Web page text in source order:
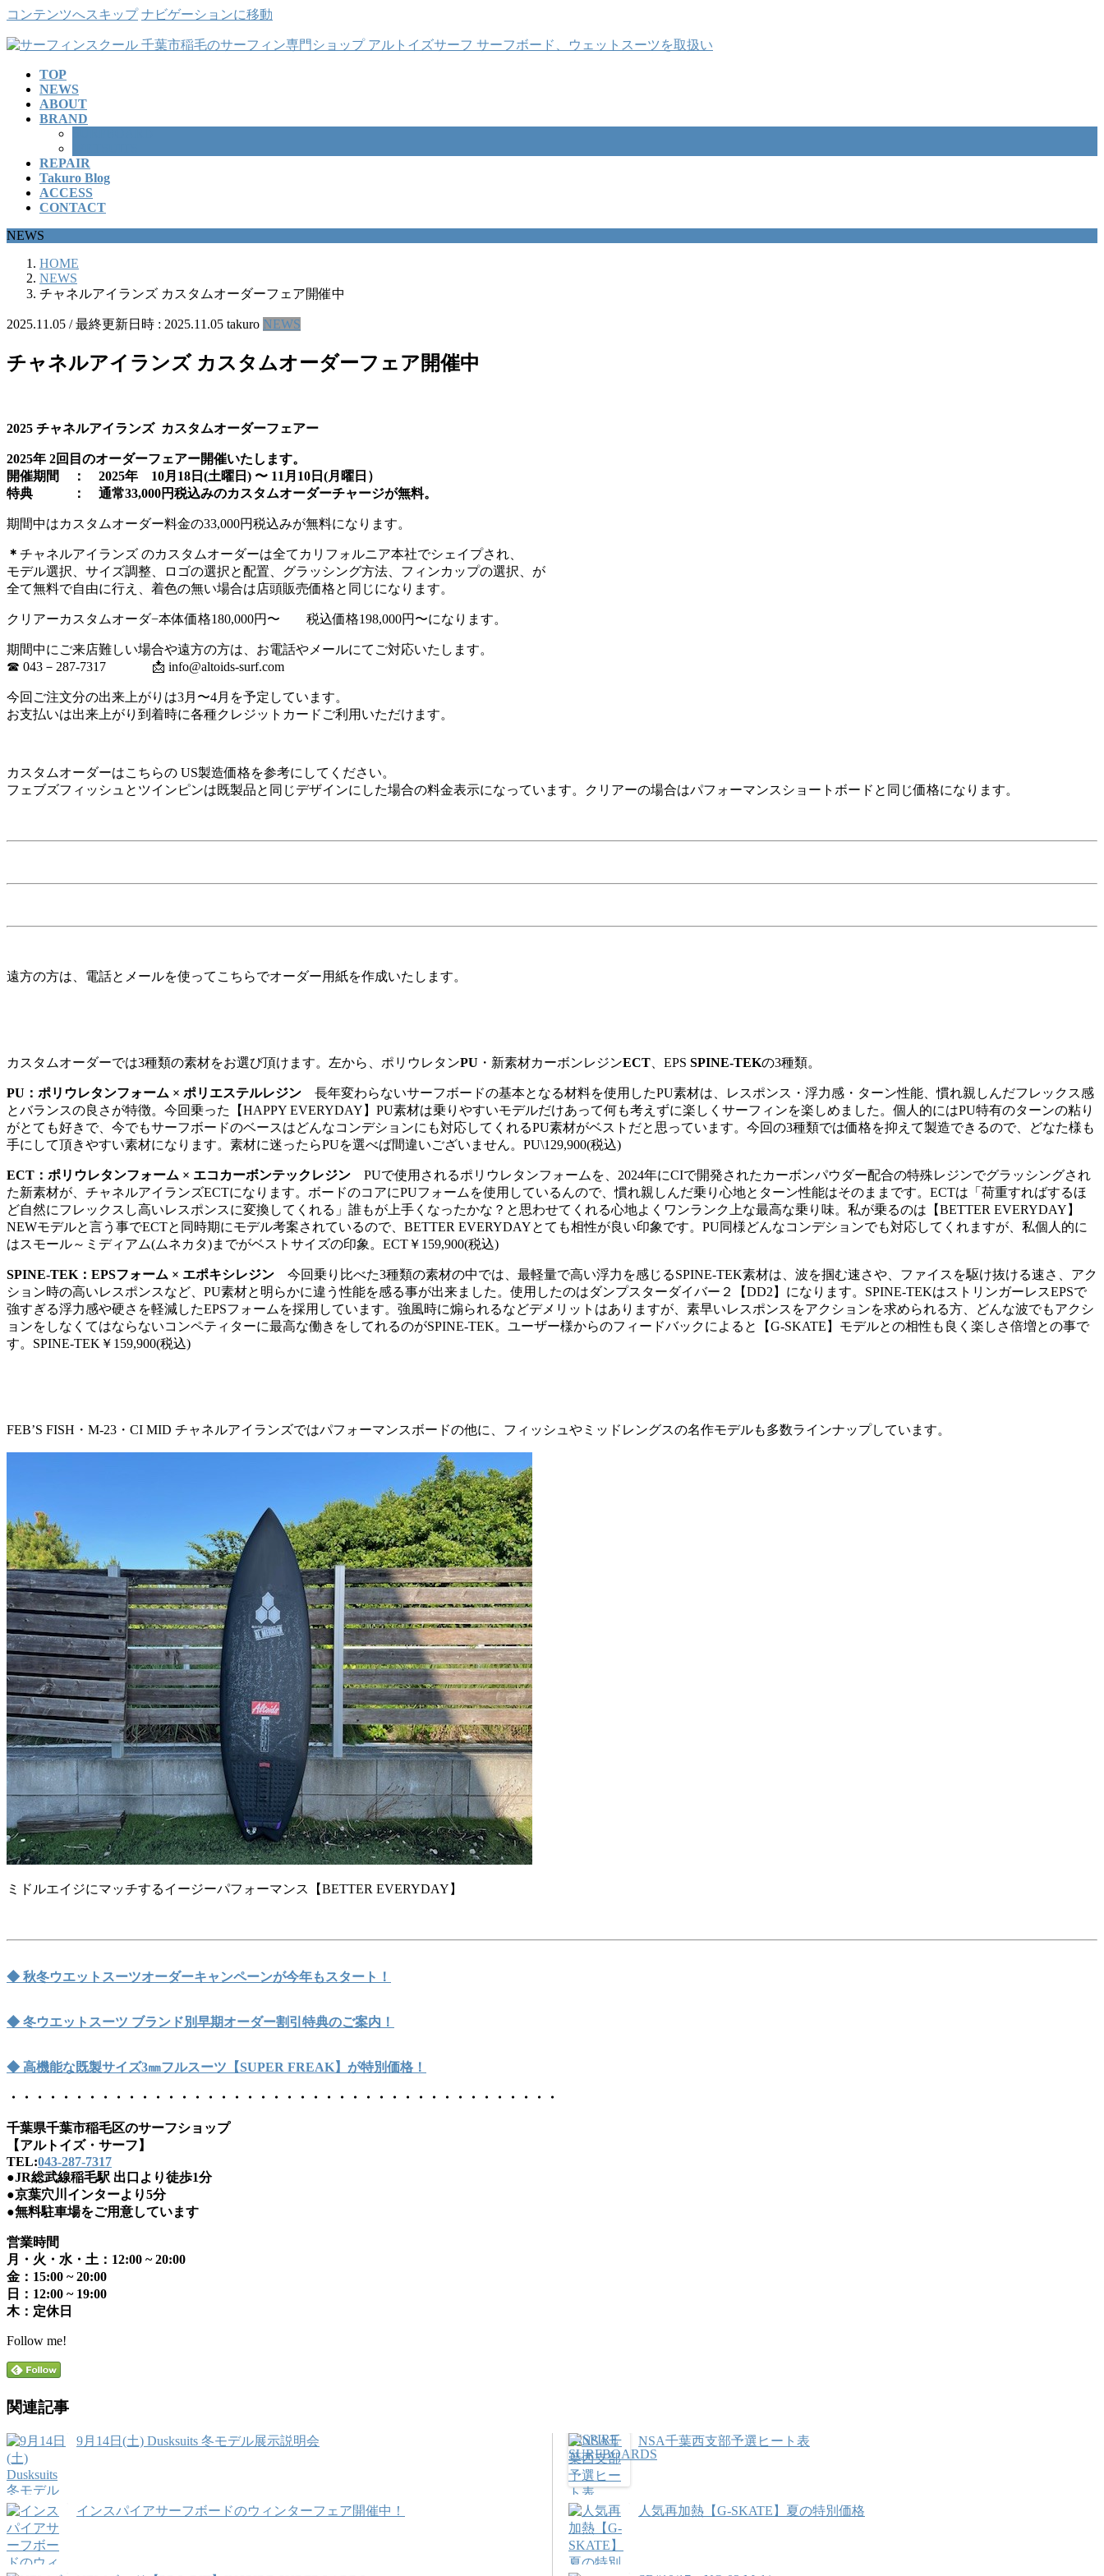
コンテンツへスキップ ナビゲーションに移動
TOP
NEWS
ABOUT
BRAND
REPAIR
Takuro Blog
ACCESS
CONTACT
NEWS
HOME
NEWS
チャネルアイランズ カスタムオーダーフェア開催中
2025.11.05 / 最終更新日時 : 2025.11.05 takuro NEWS
チャネルアイランズ カスタムオーダーフェア開催中
2025 チャネルアイランズ カスタムオーダーフェアー
2025年 2回目のオーダーフェアー開催いたします。
開催期間 ： 2025年 10月18日(土曜日) 〜 11月10日(月曜日）
特典 ： 通常33,000円税込みのカスタムオーダーチャージが無料。
期間中はカスタムオーダー料金の33,000円税込みが無料になります。
＊ チャネルアイランズ のカスタムオーダーは全てカリフォルニア本社でシェイプされ、
モデル選択、サイズ調整、ロゴの選択と配置、グラッシング方法、フィンカップの選択、が
全て無料で自由に行え、着色の無い場合は店頭販売価格と同じになります。
クリアーカスタムオーダ−本体価格180,000円〜 税込価格198,000円〜になります。
期間中にご来店難しい場合や遠方の方は、お電話やメールにてご対応いたします。
☎︎ 043－287-7317 📩 info@altoids-surf.com
今回ご注文分の出来上がりは3月〜4月を予定しています。
お支払いは出来上がり到着時に各種クレジットカードご利用いただけます。
カスタムオーダーはこちらの US製造価格を参考にしてください。
フェブズフィッシュとツインピンは既製品と同じデザインにした場合の料金表示になっています。クリアーの場合はパフォーマンスショートボードと同じ価格になります。
遠方の方は、電話とメールを使ってこちらでオーダー用紙を作成いたします。
カスタムオーダーでは3種類の素材をお選び頂けます。左から、ポリウレタンPU ・新素材カーボンレジンECT 、EPS SPINE-TEKの3種類。
PU：ポリウレタンフォーム × ポリエステルレジン 長年変わらないサーフボードの基本となる材料を使用したPU素材は、レスポンス・浮力感・ターン性能、慣れ親しんだフレックス感
とバランスの良さが特徴。今回乗った【HAPPY EVERYDAY】PU素材は乗りやすいモデルだけあって何も考えずに楽しくサーフィンを楽しめました。個人的にはPU特有のターンの粘り
がとても好きで、今でもサーフボードのベースはどんなコンデションにも対応してくれるPU素材がベストだと思っています。今回の3種類では価格を抑えて製造できるので、どなた様も
手にして頂きやすい素材になります。素材に迷ったらPUを選べば間違いございません。PU\129,900(税込)
ECT：ポリウレタンフォーム × エコカーボンテックレジン PUで使用されるポリウレタンフォームを、2024年にCIで開発されたカーボンパウダー配合の特殊レジンでグラッシングされ
た新素材が、チャネルアイランズECTになります。ボードのコアにPUフォームを使用しているんので、慣れ親しんだ乗り心地とターン性能はそのままです。ECTは「荷重すればするほ
ど自然にフレックスし高いレスポンスに変換してくれる」誰もが上手くなったかな？と思わせてくれる心地よくワンランク上な最高な乗り味。私が乗るのは【BETTER EVERYDAY】
NEWモデルと言う事でECTと同時期にモデル考案されているので、BETTER EVERYDAYとても相性が良い印象です。PU同様どんなコンデションでも対応してくれますが、私個人的に
はスモール～ミディアム(ムネカタ)までがベストサイズの印象。ECT￥159,900(税込)
SPINE-TEK：EPSフォーム × エポキシレジン 今回乗り比べた3種類の素材の中では、最軽量で高い浮力を感じるSPINE-TEK素材は、波を掴む速さや、ファイスを駆け抜ける速さ、アク
ション時の高いレスポンスなど、PU素材と明らかに違う性能を感る事が出来ました。使用したのはダンプスターダイバー２【DD2】になります。SPINE-TEKはストリンガーレスEPSで
強すぎる浮力感や硬さを軽減したEPSフォームを採用しています。強風時に煽られるなどデメリットはありますが、素早いレスポンスをアクションを求められる方、どんな波でもアクシ
ョンをしなくてはならないコンペティターに最高な働きをしてれるのがSPINE-TEK。ユーザー様からのフィードバックによると【G-SKATE】モデルとの相性も良く楽しさ倍増との事で
す。SPINE-TEK￥159,900(税込)
FEB’S FISH・M-23・CI MID チャネルアイランズではパフォーマンスボードの他に、フィッシュやミッドレングスの名作モデルも多数ラインナップしています。
ミドルエイジにマッチするイージーパフォーマンス【BETTER EVERYDAY】
◆ 秋冬ウエットスーツオーダーキャンペーンが今年もスタート！
◆ 冬ウエットスーツ ブランド別早期オーダー割引特典のご案内！
◆ 高機能な既製サイズ3㎜フルスーツ【SUPER FREAK】が特別価格！
・・・・・・・・・・・・・・・・・・・・・・・・・・・・・・・・・・・・・・・・・・
千葉県千葉市稲毛区のサーフショップ
【アルトイズ・サーフ】
TEL:043-287-7317
●JR総武線稲毛駅 出口より徒歩1分
●京葉穴川インターより5分
●無料駐車場をご用意しています
営業時間
月・火・水・土：12:00 ~ 20:00
金：15:00 ~ 20:00
日：12:00 ~ 19:00
木：定休日
Follow me!
関連記事
9月14日(土) Dusksuits 冬モデル展示説明会
インスパイアサーフボードのウィンターフェア開催中！
NSA千葉西支部予選ヒート表
人気再加熱【G-SKATE】夏の特別価格